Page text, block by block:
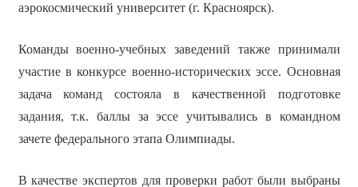
аэрокосмический университет (г. Красноярск).
Команды военно-учебных заведений также принимали
участие в конкурсе военно-исторических эссе. Основная
задача команд состояла в качественной подготовке
задания, т.к. баллы за эссе учитывались в командном
зачете федерального этапа Олимпиады.
В качестве экспертов для проверки работ были выбраны